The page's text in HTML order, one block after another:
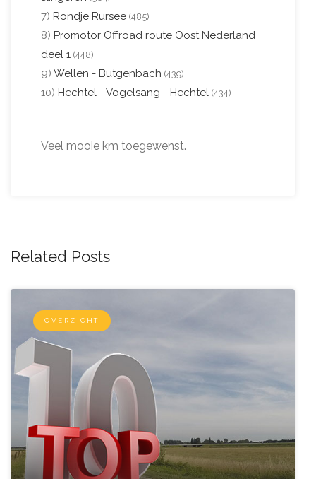
7) Rondje Rursee (485)
8) Promotor Offroad route Oost Nederland
deel 1 (448)
9) Wellen - Butgenbach (439)
10) Hechtel - Vogelsang - Hechtel (434)
Veel mooie km toegewenst.
Related Posts
OVERZICHT